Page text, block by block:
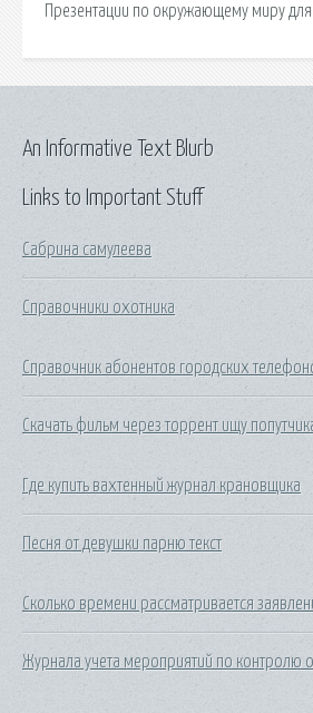
Презентации по окружающему миру для
Links to Important Stuff
Сабрина самулеева
Справочники охотника
Справочник абонентов городских
Скачать фильм через торрент ищу
Где купить вахтенный журнал крановщика
Песня от девушки парню текст
Сколько времени рассматривается
Журнала учета мероприятий по контролю
An Informative Text Blurb